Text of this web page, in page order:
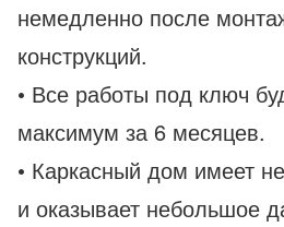
немедленно после
конструкций.
• Все работы под ключ
максимум за 6 месяцев.
• Каркасный дом имеет
и оказывает небольшое